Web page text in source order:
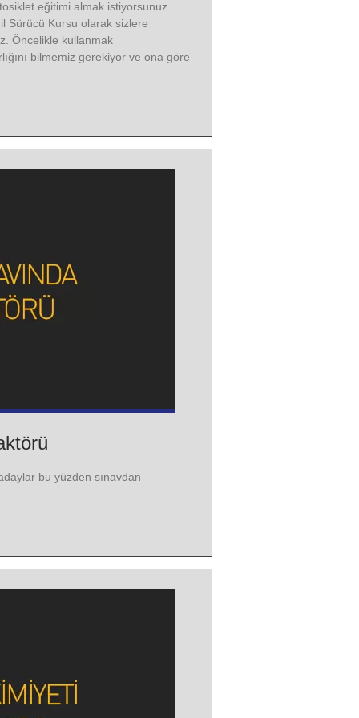
eğitimi almak istiyorsunuz.
Sürücü Kursu olarak sizlere
Öncelikle kullanmak
bilmemiz gerekiyor ve ona göre
bu yüzden sınavdan